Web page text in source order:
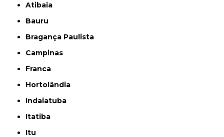
Atibaia
Bauru
Bragança Paulista
Campinas
Franca
Hortolândia
Indaiatuba
Itatiba
Itu